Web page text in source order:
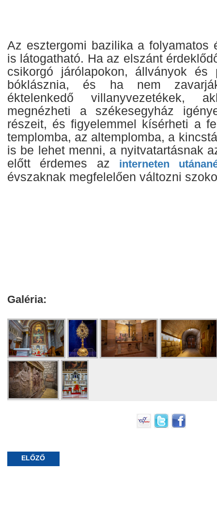
Az esztergomi bazilika a folyamatos
is látogatható. Ha az elszánt
csikorgó járólapokon, állványok
bóklásznia, és ha nem
éktelenkedő villanyvezetékek,
megnézheti a székesegyház
részeit, és figyelemmel kísérheti a
templomba, az altemplomba, a
is be lehet menni, a nyitvatartásnak
előtt érdemes az interneten
évszaknak megfelelően változni
Galéria:
ELŐZŐ